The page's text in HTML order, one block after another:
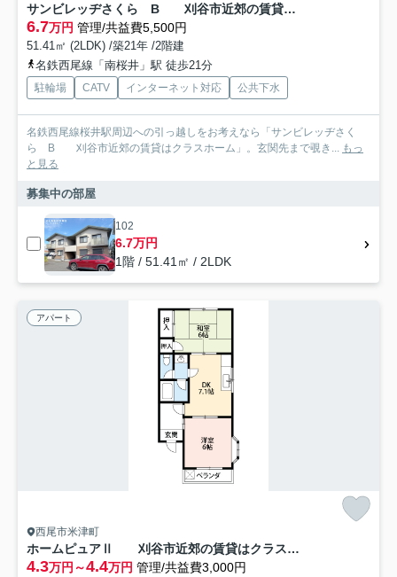
サンビレッヂさくら B 刈谷市近郊の賃貸はクラスホーム
6.7万円 管理/共益費5,500円
51.41㎡ (2LDK) /築21年 /2階建
名鉄西尾線「南桜井」駅 徒歩21分
駐輪場 CATV インターネット対応 公共下水
名鉄西尾線桜井駅周辺への引っ越しをお考えなら「サンビレッヂさく
ら B 刈谷市近郊の賃貸はクラスホーム」。玄関先まで覗き...
もっ
と見る
募集中の部屋
102
6.7万円
1階 / 51.41㎡ / 2LDK
アパート
西尾市米津町
ホームピュアⅡ 刈谷市近郊の賃貸はクラスホーム刈谷店
4.3万円～4.4万円 管理/共益費3,000円